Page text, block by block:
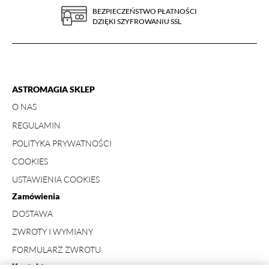
BEZPIECZEŃSTWO PŁATNOŚCI
DZIĘKI SZYFROWANIU SSL
ASTROMAGIA SKLEP
O NAS
REGULAMIN
POLITYKA PRYWATNOŚCI
COOKIES
USTAWIENIA COOKIES
Zamówienia
DOSTAWA
ZWROTY I WYMIANY
FORMULARZ ZWROTU
Kontakt